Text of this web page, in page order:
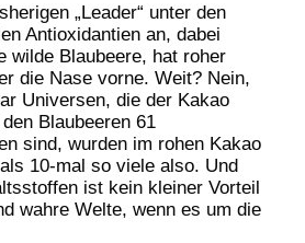
„Leader“ unter den
Antioxidantien an, dabei
wilde Blaubeere, hat roher
die Nase vorne. Weit? Nein,
Universen, die der Kakao
Blaubeeren 61
sind, wurden im rohen Kakao
10-mal so viele also. Und
ist kein kleiner Vorteil
wahre Welte, wenn es um die